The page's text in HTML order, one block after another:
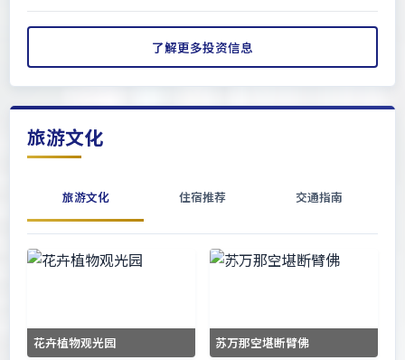
了解更多投资信息
旅游文化
旅游文化 住宿推荐 交通指南
花卉植物观光园 苏万那空堪断臂佛